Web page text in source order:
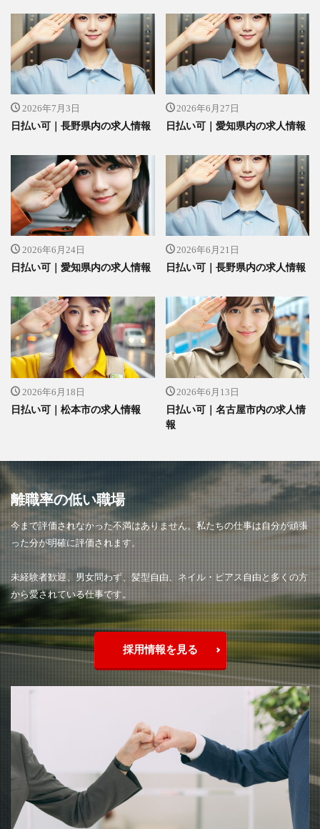
2026年7月3日
日払い可｜長野県内の求人情報
2026年6月27日
日払い可｜愛知県内の求人情報
2026年6月24日
日払い可｜愛知県内の求人情報
2026年6月21日
日払い可｜長野県内の求人情報
2026年6月18日
日払い可｜松本市の求人情報
2026年6月13日
日払い可｜名古屋市内の求人情
報
離職率の低い職場
今まで評価されなかった不満はありません。私たちの仕事は自分が頑張
った分が明確に評価されます。
未経験者歓迎、男女問わず、髪型自由、ネイル・ピアス自由と多くの方
から愛されている仕事です。
採用情報を見る